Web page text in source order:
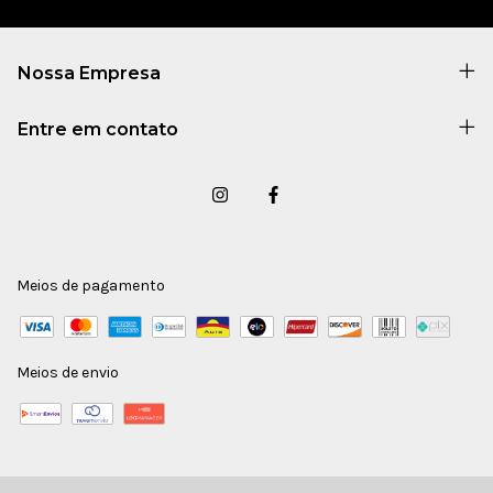
Nossa Empresa
Entre em contato
Meios de pagamento
Meios de envio